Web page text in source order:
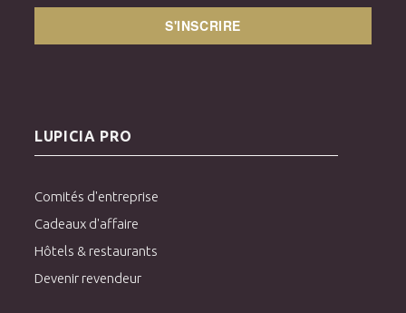
S'INSCRIRE
LUPICIA PRO
Comités d'entreprise
Cadeaux d'affaire
Hôtels & restaurants
Devenir revendeur